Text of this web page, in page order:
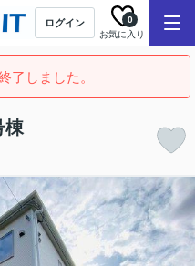
ログイン
お気に入り
0
了しました。
棟